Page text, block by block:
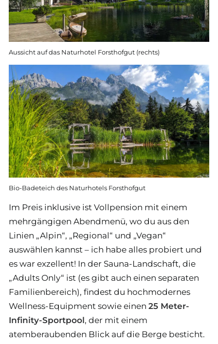
Aussicht auf das Naturhotel Forsthofgut (rechts)
Bio-Badeteich des Naturhotels Forsthofgut
Im Preis inklusive ist Vollpension mit einem
mehrgängigen Abendmenü, wo du aus den
Linien „Alpin“, „Regional“ und „Vegan“
auswählen kannst – ich habe alles probiert und
es war exzellent! In der Sauna-Landschaft, die
„Adults Only“ ist (es gibt auch einen separaten
Familienbereich), findest du hochmodernes
Wellness-Equipment sowie einen 25 Meter-
Infinity-Sportpool, der mit einem
atemberaubenden Blick auf die Berge besticht.